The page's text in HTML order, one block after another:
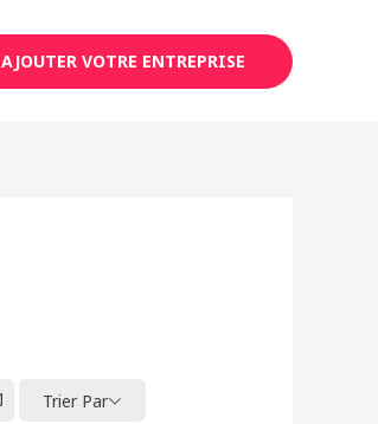
AJOUTER VOTRE ENTREPRISE
Trier Par